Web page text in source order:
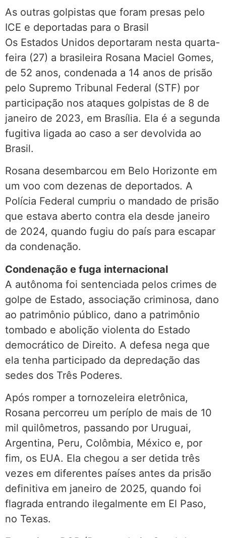
As outras golpistas que foram presas pelo
ICE e deportadas para o Brasil
Os Estados Unidos deportaram nesta quarta-
feira (27) a brasileira Rosana Maciel Gomes,
de 52 anos, condenada a 14 anos de prisão
pelo Supremo Tribunal Federal (STF) por
participação nos ataques golpistas de 8 de
janeiro de 2023, em Brasília. Ela é a segunda
fugitiva ligada ao caso a ser devolvida ao
Brasil.
Rosana desembarcou em Belo Horizonte em
um voo com dezenas de deportados. A
Polícia Federal cumpriu o mandado de prisão
que estava aberto contra ela desde janeiro
de 2024, quando fugiu do país para escapar
da condenação.
Condenação e fuga internacional
A autônoma foi sentenciada pelos crimes de
golpe de Estado, associação criminosa, dano
ao patrimônio público, dano a patrimônio
tombado e abolição violenta do Estado
democrático de Direito. A defesa nega que
ela tenha participado da depredação das
sedes dos Três Poderes.
Após romper a tornozeleira eletrônica,
Rosana percorreu um períplo de mais de 10
mil quilômetros, passando por Uruguai,
Argentina, Peru, Colômbia, México e, por
fim, os EUA. Ela chegou a ser detida três
vezes em diferentes países antes da prisão
definitiva em janeiro de 2025, quando foi
flagrada entrando ilegalmente em El Paso,
no Texas.